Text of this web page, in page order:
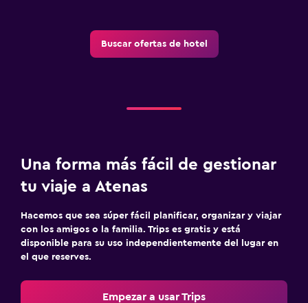
Buscar ofertas de hotel
Una forma más fácil de gestionar
tu viaje a Atenas
Hacemos que sea súper fácil planificar, organizar y viajar
con los amigos o la familia. Trips es gratis y está
disponible para su uso independientemente del lugar en
el que reserves.
Empezar a usar Trips